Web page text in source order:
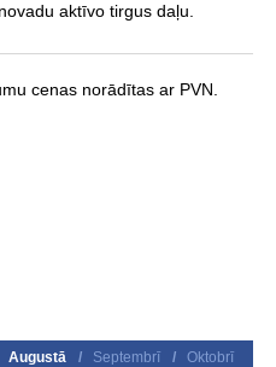
aktīvo tirgus daļu.
cenas norādītas ar PVN.
Augustā / Septembrī /
Oktobrī